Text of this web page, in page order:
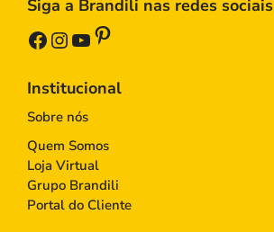
Siga a Brandili nas redes sociais
Facebook
Instagram
Youtube
Pinterest
Institucional
Sobre nós
Quem Somos
Loja Virtual
Grupo Brandili
Portal do Cliente